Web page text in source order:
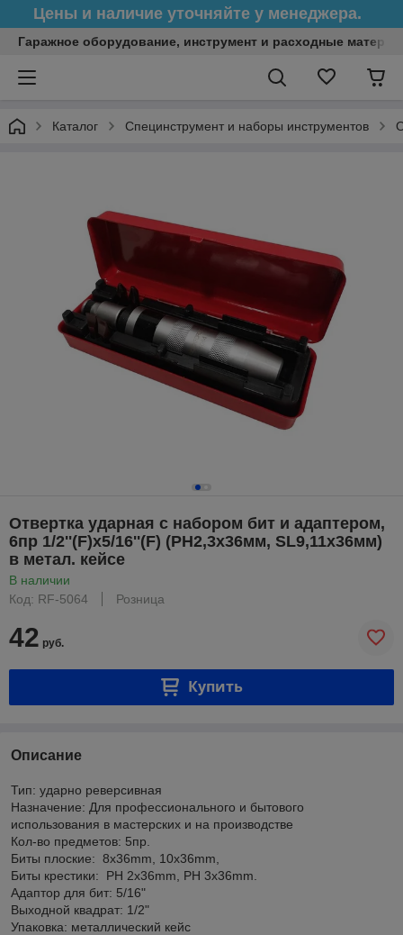
Цены и наличие уточняйте у менеджера.
Гаражное оборудование, инструмент и расходные
Каталог Специнструмент и наборы инструментов
Отвертка ударная с набором бит и адаптером,
6пр 1/2''(F)х5/16''(F) (PH2,3х36мм, SL9,11х36мм)
в метал. кейсе
В наличии
Код: RF-5064
Розница
42 руб.
Купить
Описание
Тип: ударно реверсивная
Назначение: Для профессионального и бытового
использования в мастерских и на производстве
Кол-во предметов: 5пр.
Биты плоские: 8x36mm, 10x36mm,
Биты крестики: PH 2x36mm, PH 3x36mm.
Адаптор для бит: 5/16"
Выходной квадрат: 1/2"
Упаковка: металлический кейс